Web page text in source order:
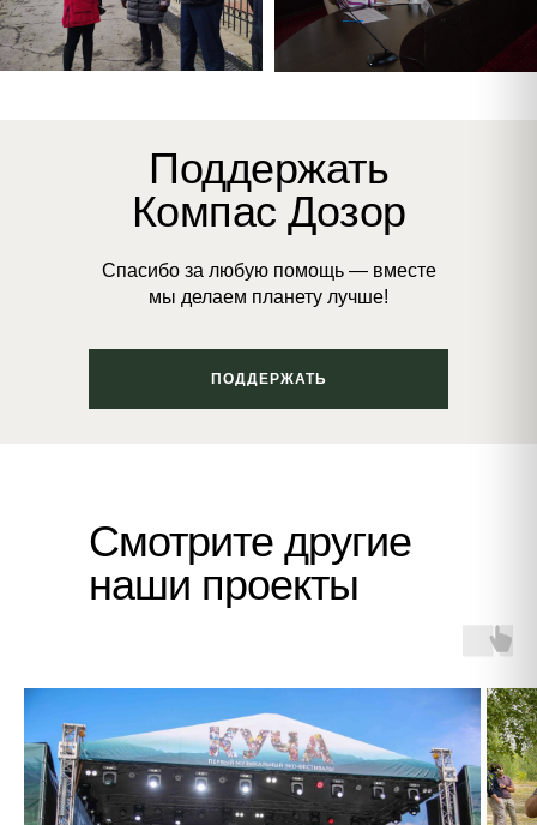
Поддержать
Компас Дозор
Спасибо за любую помощь — вместе
мы делаем планету лучше!
ПОДДЕРЖАТЬ
Смотрите другие
наши проекты